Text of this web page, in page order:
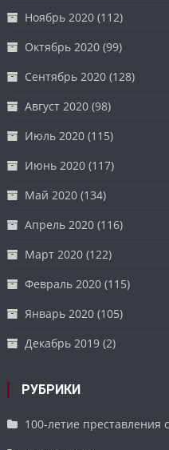
Ноябрь 2020 (112)
Октябрь 2020 (99)
Сентябрь 2020 (128)
Август 2020 (98)
Июль 2020 (115)
Июнь 2020 (117)
Май 2020 (134)
Апрель 2020 (116)
Март 2020 (122)
Февраль 2020 (115)
Январь 2020 (105)
Декабрь 2019 (2)
РУБРИКИ
100-летие преставления